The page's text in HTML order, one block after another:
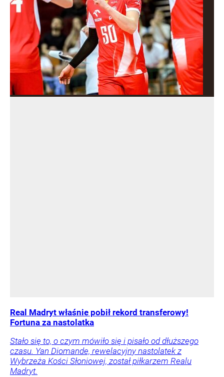
Real Madryt właśnie pobił rekord transferowy!
Fortuna za nastolatka
Stało się to, o czym mówiło się i pisało od dłuższego
czasu. Yan Diomande, rewelacyjny nastolatek z
Wybrzeża Kości Słoniowej, został piłkarzem Realu
Madryt.